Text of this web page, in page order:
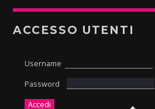
ACCESSO UTENTI
Username
Password